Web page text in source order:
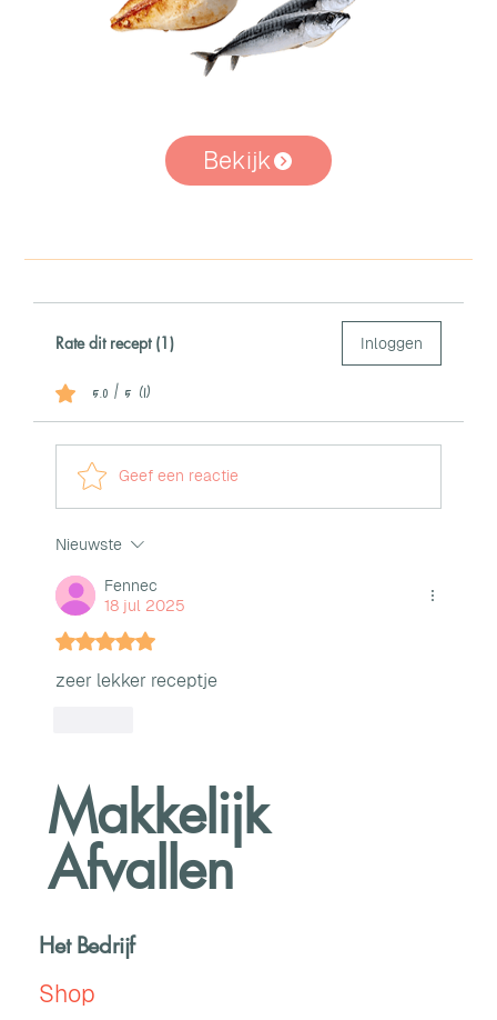
Bekijk
Rate dit recept (1) Inloggen
5.0 / 5 (1)
Geef een reactie
Nieuwste
Fennec
18 jul 2025
Beoordeeld met 5 uit 5 sterren.
zeer lekker receptje
Makkelijk
Afvallen
Het Bedrijf
Shop